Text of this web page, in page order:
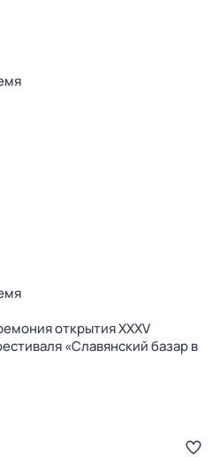
открытия XXXV
«Славянский базар в